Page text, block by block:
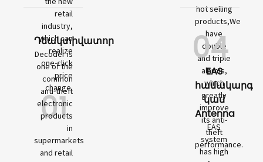
retail
industry,
which can
realize
one-click
price
change.
01
Դեակտիվատոր
Decoder is
one of the
common
anti-theft
electronic
products
in
supermarkets
and retail
hot selling
products,We
have
double
and triple
alarms,
which
greatly
improve
its anti-
theft
performance.
04
EAS
համակարգ
կամ
Antenna
EAS
system
has high